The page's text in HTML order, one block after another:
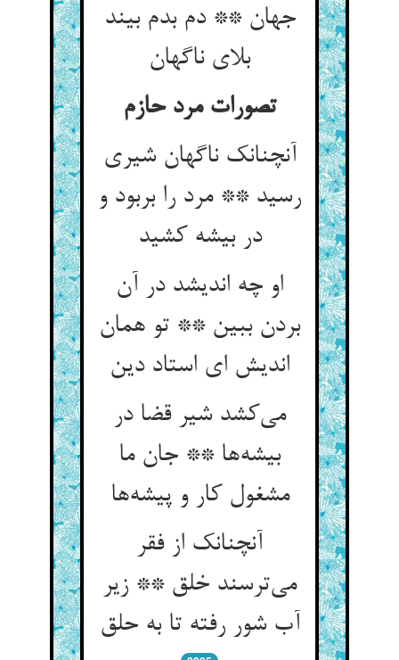
جهان ** دم بدم بیند
بلای ناگهان
تصورات مرد حازم
آنچنانک ناگهان شیری
رسید ** مرد را بربود و
در بیشه کشید
او چه اندیشد در آن
بردن ببین ** تو همان
اندیش ای استاد دین
می‌کشد شیر قضا در
بیشه‌ها ** جان ما
مشغول کار و پیشه‌ها
آنچنانک از فقر
می‌ترسند خلق ** زیر
آب شور رفته تا به حلق